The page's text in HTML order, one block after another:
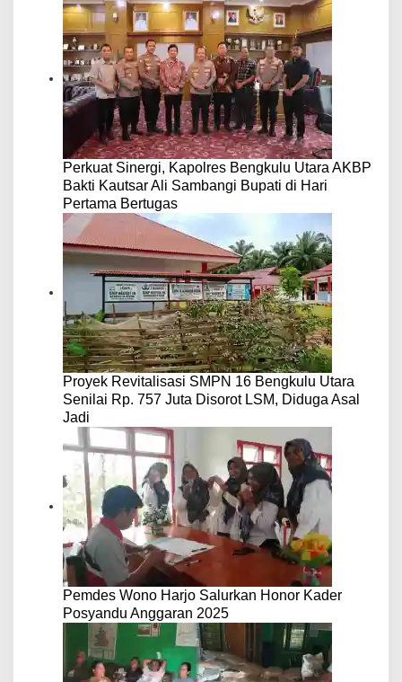
Perkuat Sinergi, Kapolres Bengkulu Utara AKBP
Bakti Kautsar Ali Sambangi Bupati di Hari
Pertama Bertugas
Proyek Revitalisasi SMPN 16 Bengkulu Utara
Senilai Rp. 757 Juta Disorot LSM, Diduga Asal
Jadi
Pemdes Wono Harjo Salurkan Honor Kader
Posyandu Anggaran 2025